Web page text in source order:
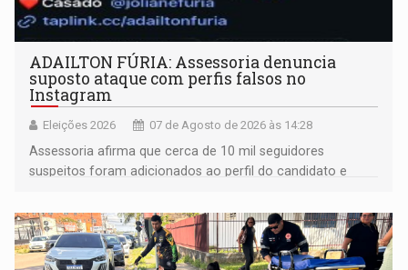
ADAILTON FÚRIA: Assessoria denuncia
suposto ataque com perfis falsos no
Instagram
Eleições 2026 07 de Agosto de 2026 às 14:28
Assessoria afirma que cerca de 10 mil seguidores
suspeitos foram adicionados ao perfil do candidato e
remover as contas